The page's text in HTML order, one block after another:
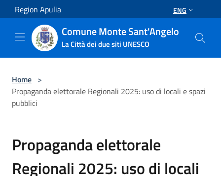
Salta al contenuto principale
Region Apulia ENG
Comune Monte Sant'Angelo
La Città dei due siti UNESCO
Home >
Propaganda elettorale Regionali 2025: uso di locali e spazi
pubblici
Propaganda elettorale
Regionali 2025: uso di locali